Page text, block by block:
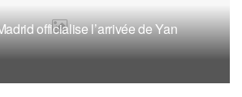
officialise l’arrivée de Yan